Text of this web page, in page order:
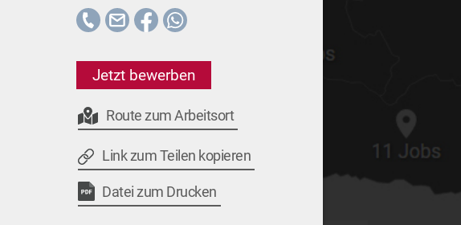
Jetzt bewerben
Route zum Arbeitsort
Link zum Teilen kopieren
Datei zum Drucken